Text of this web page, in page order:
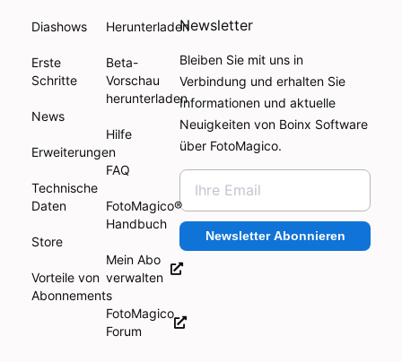
Diashows
Erste
Schritte
News
Erweiterungen
Technische
Daten
Store
Vorteile von
Abonnements
Herunterladen
Beta-
Vorschau
herunterladen
Hilfe
FAQ
FotoMagico®
Handbuch
Mein Abo
verwalten
FotoMagico
Forum
Newsletter
Bleiben Sie mit uns in
Verbindung und erhalten Sie
Informationen und aktuelle
Neuigkeiten von Boinx Software
über FotoMagico.
Newsletter Abonnieren